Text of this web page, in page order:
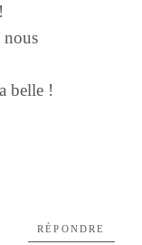
nous
belle !
RÉPONDRE